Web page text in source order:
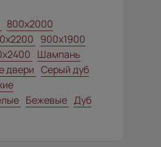
800x2000
900x1900
Шампань
двери Серый дуб
Бежевые Дуб